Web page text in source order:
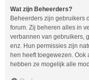
Wat zijn Beheerders?
Beheerders zijn gebruikers
forum. Zij beheren alles in
verbannen van gebruikers,
enz. Hun permissies zijn
hen heeft toegewezen.
hebben ze mogelijk alle